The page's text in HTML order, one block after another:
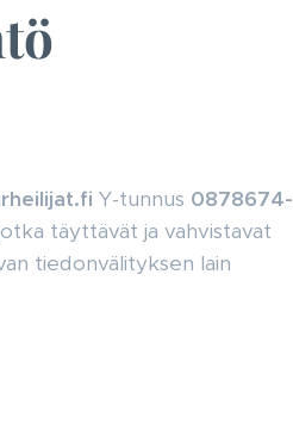
Y-tunnus 0878674-
täyttävät ja vahvistavat
tiedonvälityksen lain